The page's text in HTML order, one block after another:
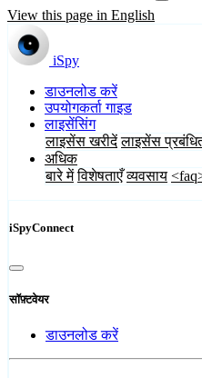
View this page in English
iSpy
डाउनलोड करें
उपयोगकर्ता गाइड
लाइसेंसिंग
लाइसेंस खरीदें लाइसेंस
अधिक
बारे में विशेषताएँ व्यवसाय
iSpyConnect
सॉफ़्टवेयर
डाउनलोड करें